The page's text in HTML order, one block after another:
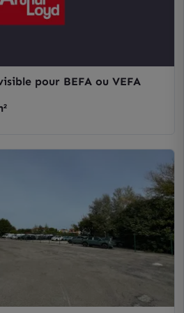
pour BEFA ou VEFA